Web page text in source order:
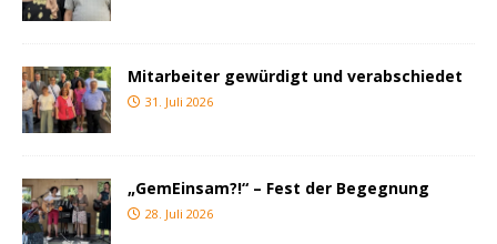
Mitarbeiter gewürdigt und verabschiedet
31. Juli 2026
„GemEinsam?!“ – Fest der Begegnung
28. Juli 2026